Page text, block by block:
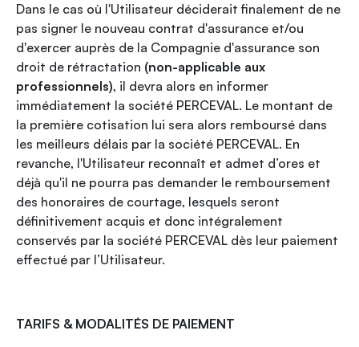
Dans le cas où l'Utilisateur déciderait finalement de ne
pas signer le nouveau contrat d'assurance et/ou
d'exercer auprès de la Compagnie d'assurance son
droit de rétractation (non-applicable aux
professionnels), il devra alors en informer
immédiatement la société PERCEVAL. Le montant de
la première cotisation lui sera alors remboursé dans
les meilleurs délais par la société PERCEVAL. En
revanche, l'Utilisateur reconnaît et admet d’ores et
déjà qu'il ne pourra pas demander le remboursement
des honoraires de courtage, lesquels seront
définitivement acquis et donc intégralement
conservés par la société PERCEVAL dès leur paiement
effectué par l’Utilisateur.
TARIFS & MODALITÉS DE PAIEMENT